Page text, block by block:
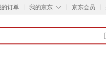
的订单 ◇
我的京东 京东会员